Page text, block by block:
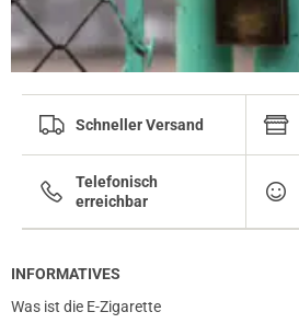
Schneller Versand
Telefonisch
erreichbar
INFORMATIVES
Was ist die E-Zigarette